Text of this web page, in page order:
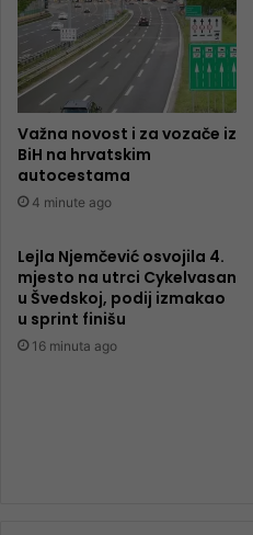
Važna novost i za vozače iz
BiH na hrvatskim
autocestama
4 minute ago
Lejla Njemčević osvojila 4.
mjesto na utrci Cykelvasan
u Švedskoj, podij izmakao
u sprint finišu
16 minuta ago